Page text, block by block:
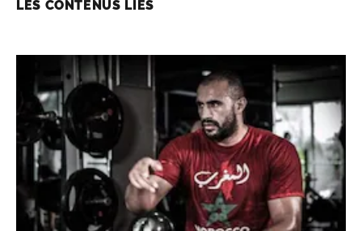
LES CONTENUS LIÉS